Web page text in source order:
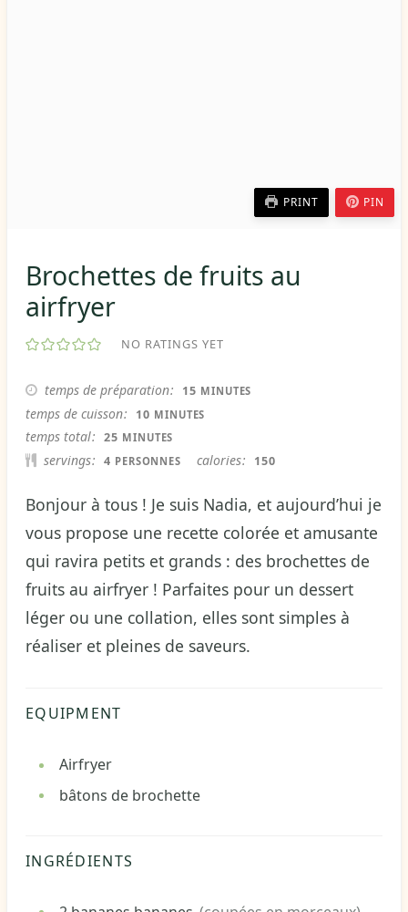
PRINT PIN
Brochettes de fruits au
airfryer
NO RATINGS YET
temps de préparation 15 MINUTES
MINUTES
temps de cuisson 10 MINUTES
MINUTES
temps total 25 MINUTES
MINUTES
servings 4 PERSONNES calories 150
Bonjour à tous ! Je suis Nadia, et aujourd’hui je
vous propose une recette colorée et amusante
qui ravira petits et grands : des brochettes de
fruits au airfryer ! Parfaites pour un dessert
léger ou une collation, elles sont simples à
réaliser et pleines de saveurs.
EQUIPMENT
Airfryer
bâtons de brochette
INGRÉDIENTS